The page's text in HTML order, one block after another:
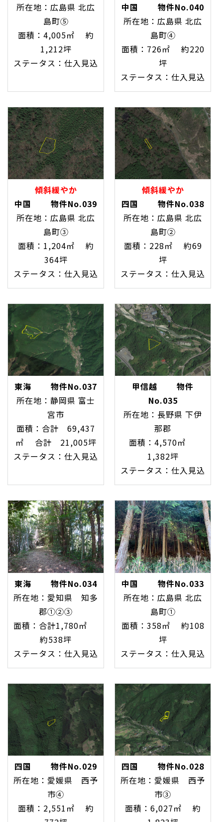
所在地：広島県 北広
島町⑤
面積：4,005㎡ 約
1,212坪
ステータス：仕入見込
中国 物件No.040
所在地：広島県 北広
島町④
面積：726㎡ 約220
坪
ステータス：仕入見込
傾斜緩やか
中国 物件No.039
所在地：広島県 北広
島町③
面積：1,204㎡ 約
364坪
ステータス：仕入見込
傾斜緩やか
四国 物件No.038
所在地：広島県 北広
島町②
面積：228㎡ 約69
坪
ステータス：仕入見込
東海 物件No.037
所在地：静岡県 富士
宮市
面積：合計 69,437
㎡ 合計 21,005坪
ステータス：仕入見込
甲信越 物件
No.035
所在地：長野県 下伊
那郡
面積：4,570㎡
1,382坪
ステータス：仕入見込
東海 物件No.034
所在地：愛知県 知多
郡➀②③
面積：合計1,780㎡
約538坪
ステータス：仕入見込
中国 物件No.033
所在地：広島県 北広
島町①
面積：358㎡ 約108
坪
ステータス：仕入見込
四国 物件No.029
所在地：愛媛県 西予
市④
面積：2,551㎡ 約
四国 物件No.028
所在地：愛媛県 西予
市③
面積：6,027㎡ 約